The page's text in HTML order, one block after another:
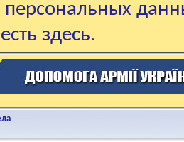
персональных
здесь.